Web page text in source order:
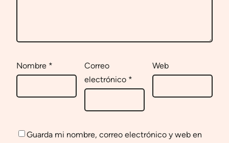
Nombre *
Correo
electrónico *
Web
Guarda mi nombre, correo electrónico y web en